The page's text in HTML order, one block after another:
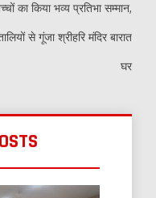
का किया भव्य प्रतिभा सम्मान,
से गूंजा श्रीहरि मंदिर बारात
घर